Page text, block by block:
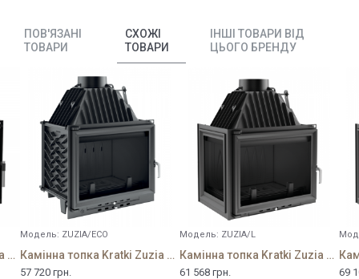
ПОВ'ЯЗАНІ
ТОВАРИ
СХОЖІ
ТОВАРИ
ІНШІ ТОВАРИ ВІД
ЦЬОГО БРЕНДУ
Камінна топка Kratki Zuzia 16 Deco
Модель: ZUZIA/ECO
Камінна топка Kratki Zuzia 16 Eco
57 720 грн.
Модель: ZUZIA/L
Камінна топка Kratki Zuzia 16 L
61 568 грн. 69